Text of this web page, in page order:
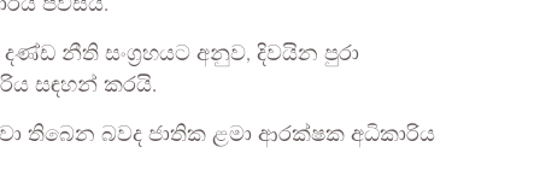
පවසයි.
නීති සංග්‍රහයට අනුව, දිවයින පුරා
සඳහන් කරයි.
තිබෙන බවද ජාතික ළමා ආරක්ෂක අධිකාරිය